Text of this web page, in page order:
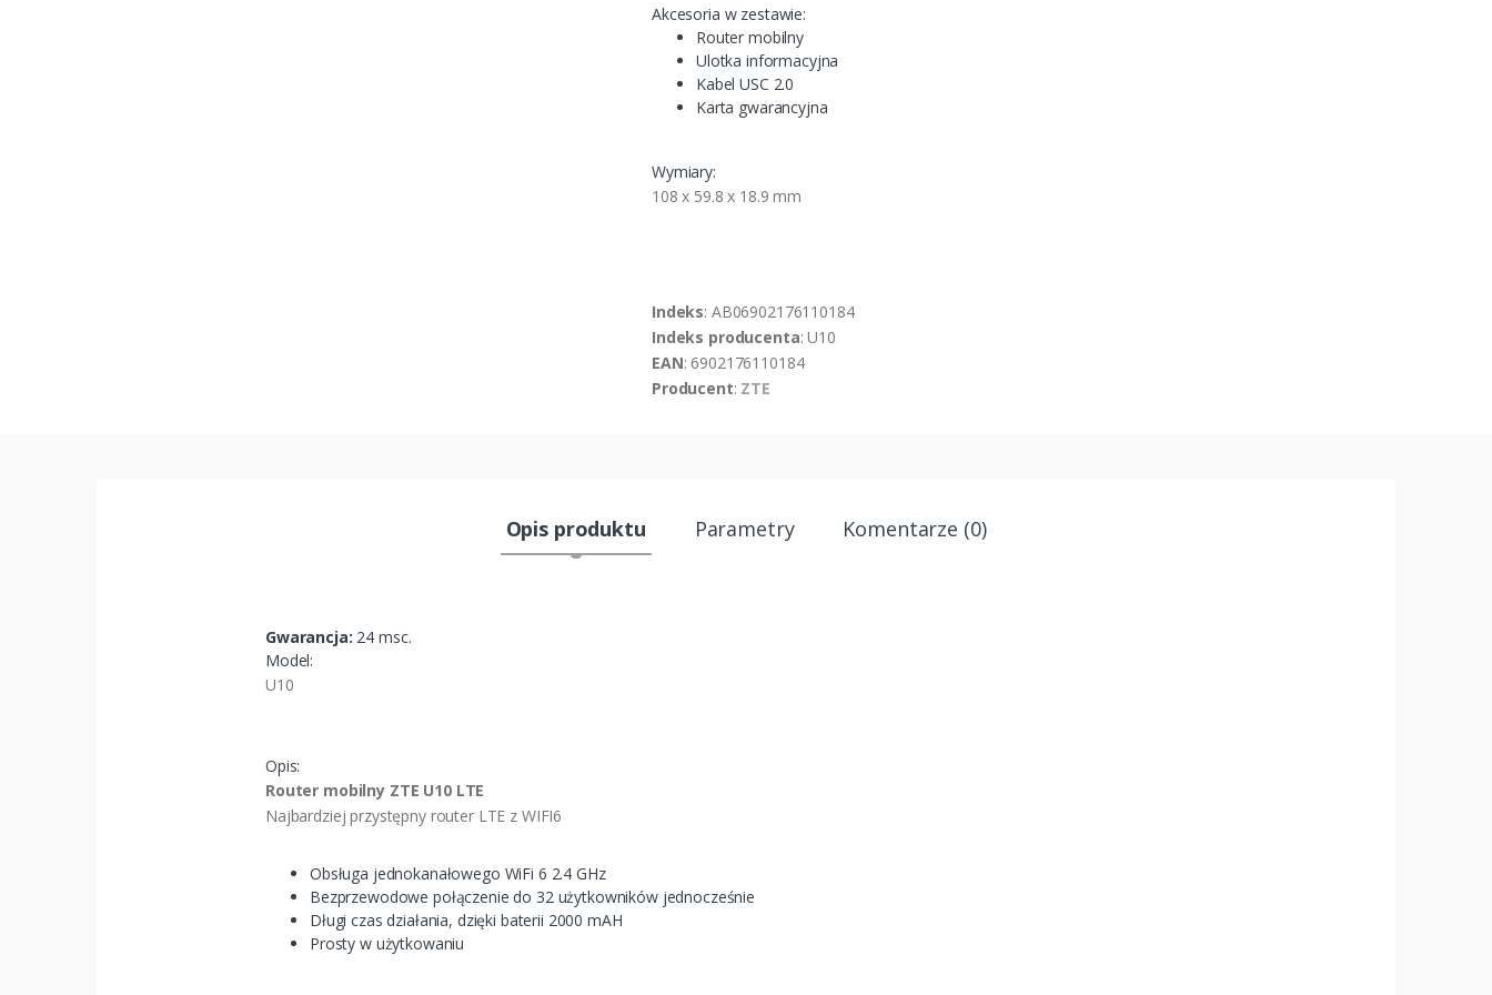
Akcesoria w zestawie:
Router mobilny
Ulotka informacyjna
Kabel USC 2.0
Karta gwarancyjna
Wymiary:
108 x 59.8 x 18.9 mm
Indeks: AB06902176110184
Indeks producenta: U10
EAN: 6902176110184
Producent: ZTE
Opis produktu Parametry Komentarze (0)
Gwarancja: 24 msc.
Model:
U10
Opis:
Router mobilny ZTE U10 LTE
Najbardziej przystępny router LTE z WIFI6
Obsługa jednokanałowego WiFi 6 2.4 GHz
Bezprzewodowe połączenie do 32 użytkowników jednocześnie
Długi czas działania, dzięki baterii 2000 mAH
Prosty w użytkowaniu